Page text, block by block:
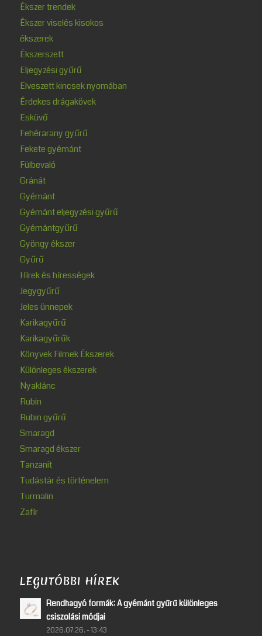
Ékszer trendek
Ékszer viselés kisokos
ékszerek
Ékszerszett
Eljegyzési gyűrű
Elveszett kincsek nyomában
Érdekes drágakövek
Esküvő
Fehérarany gyűrű
Fekete gyémánt
Fülbevaló
Gránát
Gyémánt
Gyémánt eljegyzési gyűrű
Gyémántgyűrű
Gyöngy ékszer
Gyűrű
Hírek és hírességek
Jegygyűrű
Jeles ünnepek
Karikagyűrű
Karikagyűrűk
Könyvek Filmek Ékszerek
Különleges ékszerek
Nyaklánc
Rubin
Rubin gyűrű
Smaragd
Smaragd ékszer
Tanzanit
Tudástár és történelem
Turmalin
Zafír
LEGUTÓBBI HÍREK
Rendhagyó formák: A gyémánt gyűrű különleges
csiszolási módjai
2026.07.26. - 13:43